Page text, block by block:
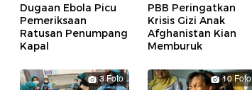
Dugaan Ebola Picu
Pemeriksaan
Ratusan Penumpang
Kapal
PBB Peringatkan
Krisis Gizi Anak
Afghanistan Kian
Memburuk
3 Foto 10 Foto